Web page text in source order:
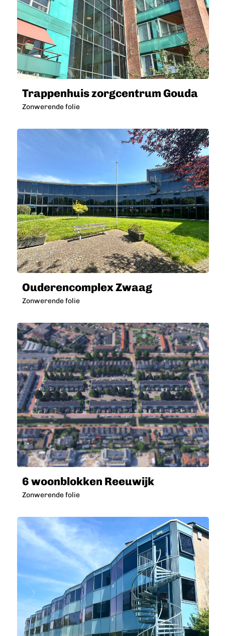
Trappenhuis zorgcentrum Gouda
Zonwerende folie
Ouderencomplex Zwaag
Zonwerende folie
6 woonblokken Reeuwijk
Zonwerende folie